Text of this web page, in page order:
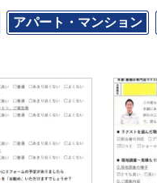
アパート・マンション